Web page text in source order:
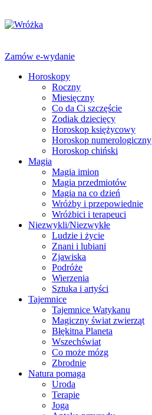
Zamów e-wydanie
Horoskopy
Roczny
Miesięczny
Co da Ci szczęście
Zodiak dziecięcy
Horoskop księżycowy
Horoskop numerologiczny
Horoskop chiński
Magia
Magia imion
Magia przedmiotów
Magia na co dzień
Wróżby i przepowiednie
Wróżbici i terapeuci
Niezwykli/Niezwykłe
Ludzie i życie
Znani i lubiani
Zjawiska
Podróże
Wierzenia
Sztuka i artyści
Tajemnice
Tajemnice Watykanu
Magiczny świat zwierząt
Błękitna Planeta
Wszechświat
Co może mózg
Zbrodnie
Natura pomaga
Uroda
Terapie
Joga